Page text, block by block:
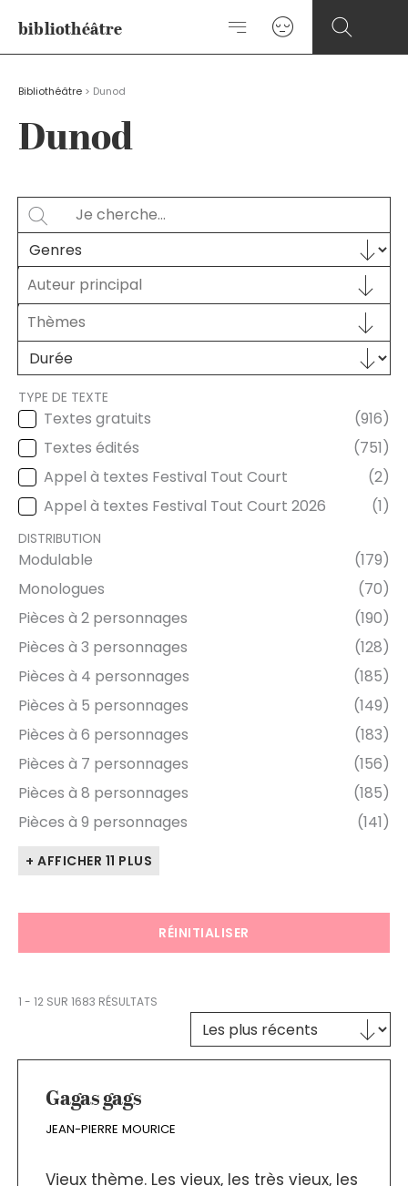
contenu
bibliothéâtre
Bibliothéâtre > Dunod
Dunod
SEARCH
Rechercher
GENRES
Sélectionnez le contenu
AUTEUR PRINCIPAL
Auteur principal
Auteur principal
THÈMES
Sélectionnez le contenu
Sélectionnez le contenu
DURÉE
Sélectionnez le contenu
TYPE DE TEXTE
TYPE DE TEXTE
Textes gratuits
(916)
Textes édités
(751)
Appel à textes Festival Tout Court
(2)
Appel à textes Festival Tout Court 2026
(1)
DISTRIBUTION
Modulable
(179)
Monologues
(70)
Pièces à 2 personnages
(190)
Pièces à 3 personnages
(128)
Pièces à 4 personnages
(185)
Pièces à 5 personnages
(149)
Pièces à 6 personnages
(183)
Pièces à 7 personnages
(156)
Pièces à 8 personnages
(185)
Pièces à 9 personnages
(141)
+ AFFICHER 11 PLUS
RÉINITIALISER
1 - 12 SUR 1683 RÉSULTATS
TRI DES TEXTES
Trier le contenu
Gagas gags
JEAN-PIERRE MOURICE
Vieux thème. Les vieux, les très vieux, les